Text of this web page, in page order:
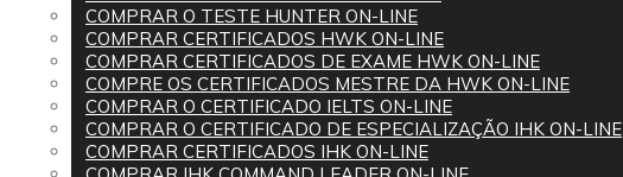
COMPRAR O TESTE HUNTER ON-LINE
COMPRAR CERTIFICADOS HWK ON-LINE
COMPRAR CERTIFICADOS DE EXAME HWK ON-LINE
COMPRE OS CERTIFICADOS MESTRE DA HWK ON-LINE
COMPRAR O CERTIFICADO IELTS ON-LINE
COMPRAR O CERTIFICADO DE ESPECIALIZAÇÃO IHK ON-LINE
COMPRAR CERTIFICADOS IHK ON-LINE